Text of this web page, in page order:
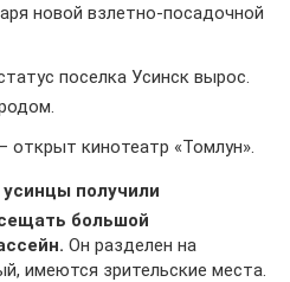
новой взлетно-посадочной
поселка Усинск вырос.
открыт кинотеатр «Томлун».
получили
большой
Он разделен на
имеются зрительские места.